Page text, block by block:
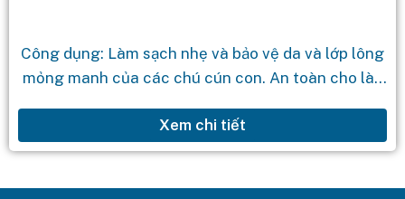
Công dụng: Làm sạch nhẹ và bảo vệ da và lớp lông
mỏng manh của các chú cún con. An toàn cho làn
Xem chi tiết